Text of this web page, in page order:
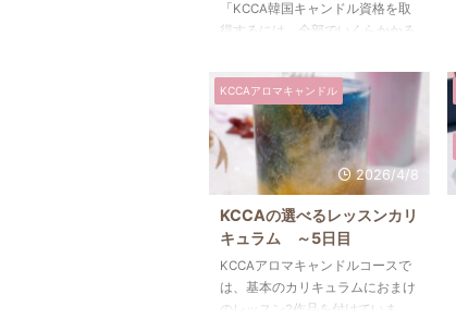
「KCCA韓国キャンドル資格を取
得するには、全部でいくらかかる
や資格認定費は必要？」 「資格
取得後に追加費用はあるの？」
このような疑問をお持ちの方も多
いのではないでしょうか。 KCCA
韓国キャンドル資格の費用は受講
する教室によって異なりますが、
おおよそ20万円前後が目安です。
その金額には受講料だけでなく、
材料費や資格申請費、国際送金費
などが含まれています。また、資
格取得後の更新費用はなく、基本
KCCAアロマキャンドル
2026/4/8
KCCAの選べるレッスンカリ
キュラム ～5日目
KCCAアロマキャンドルコースで
は、基本のカリキュラムにおまけ
のレッスン2作品を付けていま